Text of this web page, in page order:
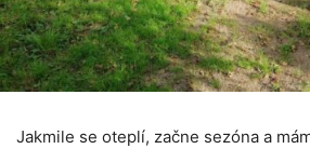
Jakmile se oteplí, začne sezóna a